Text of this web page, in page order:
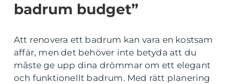
badrum budget”
Att renovera ett badrum kan vara en kostsam
affär, men det behöver inte betyda att du
måste ge upp dina drömmar om ett elegant
och funktionellt badrum. Med rätt planering